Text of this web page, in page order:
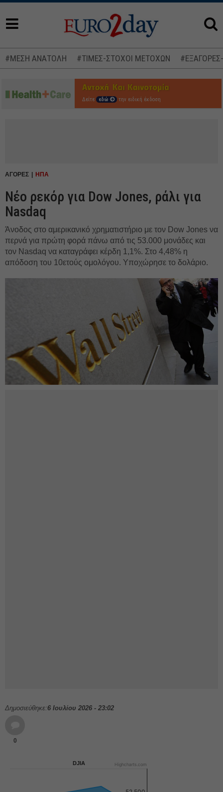
#ΜΕΣΗ ΑΝΑΤΟΛΗ #ΤΙΜΕΣ-ΣΤΟΧΟΙ ΜΕΤΟΧΩΝ
Δείτε εδώ την ειδική έκδοση
ΑΓΟΡΕΣ ΗΠΑ
Νέο ρεκόρ για Dow Jones, ράλι για
Nasdaq
Άνοδος στο αμερικανικό χρηματιστήριο με τον Dow Jones να
περνά για πρώτη φορά πάνω από τις 53.000 μονάδες και
τον Nasdaq να καταγράφει κέρδη 1,1%. Στο 4,48% η
απόδοση του 10ετούς ομολόγου. Υποχώρησε το δολάριο.
Δημοσιεύθηκε:6 Ιουλίου 2026 - 23:02
0
DJIA Highcharts.com